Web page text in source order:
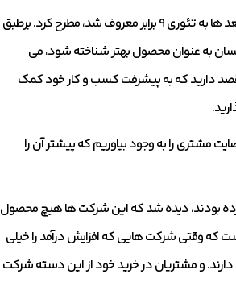
در دانشکده تجارت دانشگاه هاروارد مقاله ای منتشر شد که در آن جان گورویل ادعایی را که بعد ها به تئوری ۹ برابر معروف شد، مطرح کرد. برطبق
به عنوان محصول بهتر شناخته شود، می
واقعا قصد دارید که به پیشرفت کسب و کار خود کمک
مشتری را به وجود بیاوریم که پیشتر آن را
بودند، دیده شد که این شرکت ها هیچ محصول
که وقتی شرکت هایی که افزایش درآمد را خیلی
دارند. و مشتریان در خرید خود از این دسته شرکت